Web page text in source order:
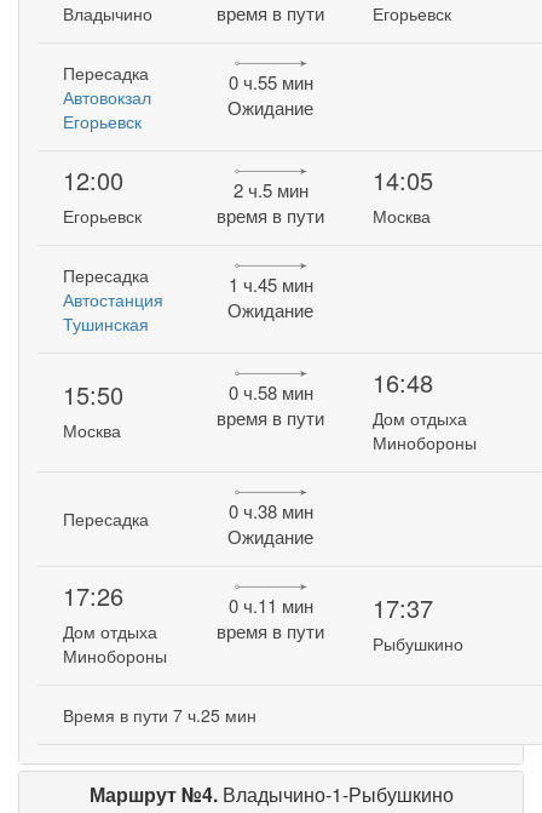
Владычино
время в пути
Егорьевск
Пересадка
Автовокзал
Егорьевск
0 ч.55 мин
Ожидание
12:00
Егорьевск
2 ч.5 мин
время в пути
14:05
Москва
Пересадка
Автостанция
Тушинская
1 ч.45 мин
Ожидание
15:50
Москва
0 ч.58 мин
время в пути
16:48
Дом отдыха
Минобороны
Пересадка
0 ч.38 мин
Ожидание
17:26
Дом отдыха
Минобороны
0 ч.11 мин
время в пути
17:37
Рыбушкино
Время в пути 7 ч.25 мин
Маршрут №4. Владычино-1-Рыбушкино